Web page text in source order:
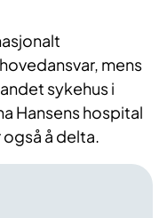
mens
sykehus i
Hansens hospital
å delta.